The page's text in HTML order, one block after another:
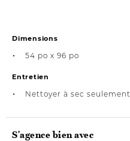
Dimensions
54 po x 96 po
Entretien
Nettoyer à sec seulement.
S'agence bien avec